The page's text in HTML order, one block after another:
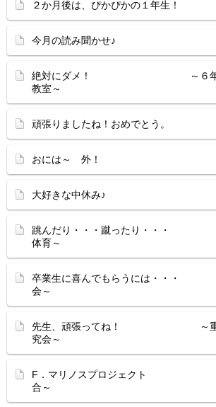
２か月後は、ぴかぴかの１年生！
今月の読み聞かせ♪
絶対にダメ！ ～６年薬
教室～
頑張りましたね！おめでとう。
おには～ 外！
大好きな中休み♪
跳んだり・・・蹴ったり・・
体育～
卒業生に喜んでもらうには・・
会～
先生、頑張ってね！ ～重点
究会～
F．マリノスプロジェク
合～